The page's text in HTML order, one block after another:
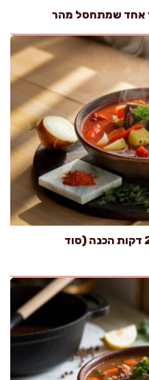
אחד שמתחסל מהר
מרק גולש מפנק של בית ב-25 דקות הכנה (סוד